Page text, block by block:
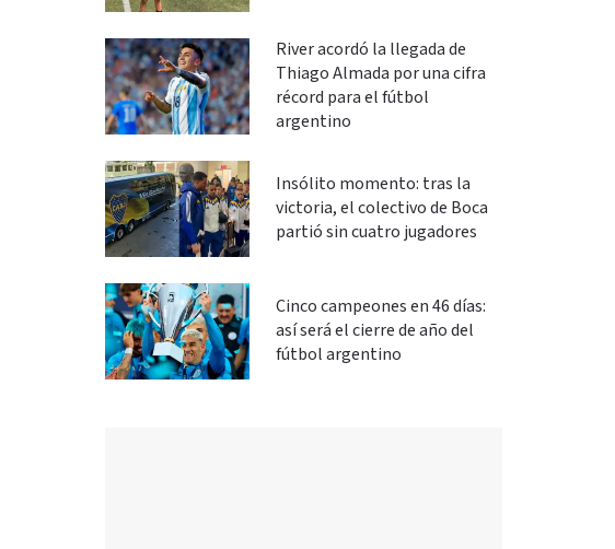
River acordó la llegada de
Thiago Almada por una cifra
récord para el fútbol
argentino
Insólito momento: tras la
victoria, el colectivo de Boca
partió sin cuatro jugadores
Cinco campeones en 46 días:
así será el cierre de año del
fútbol argentino